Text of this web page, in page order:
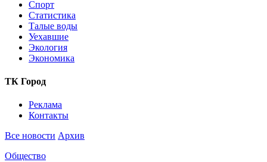
Спорт
Статистика
Талые воды
Уехавшие
Экология
Экономика
ТК Город
Реклама
Контакты
Все новости Архив
Общество